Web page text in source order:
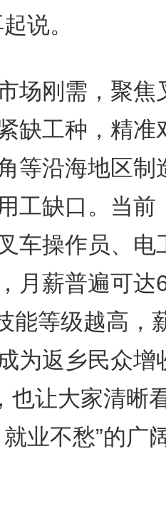
说。
刚需，聚焦
缺工种，精准
等沿海地区制
工缺口。当前
车操作员、电
月薪普遍可达
能等级越高，
为返乡民众增
也让大家清晰
业不愁”的广